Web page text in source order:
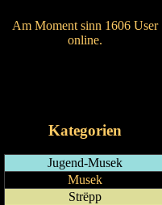
Am Moment sinn 1606 User
online.
Kategorien
Jugend-Musek
Musek
Strëpp